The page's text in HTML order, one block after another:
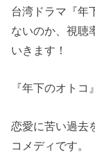
台湾ドラマ『年
ないのか、視聴
いきます！
『年下のオト
恋愛に苦い過去
コメディです。